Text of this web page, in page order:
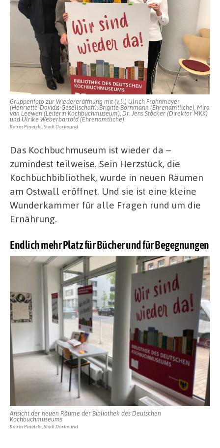
ist
wieder
da!
Gruppenfoto zur Wiedereröffnung mit (v.li.) Ulrich Frohnmeyer
(Henriette-Davidis-Gesellschaft), Brigitte Bornmann (Ehrenamtliche), Mira
van Leewen (Leiterin Kochbuchmuseum), Dr. Jens Stöcker (Direktor MKK)
und Ulrike Weberbartold (Ehrenamtliche).
Katrin Pinetzki, Stadt Dortmund
Das Kochbuchmuseum ist wieder da –
zumindest teilweise. Sein Herzstück, die
Kochbuchbibliothek, wurde in neuen Räumen
am Ostwall eröffnet. Und sie ist eine kleine
Wunderkammer für alle Fragen rund um die
Ernährung.
Endlich mehr Platz für Bücher und für Begegnungen
Ansicht der neuen Räume der Bibliothek des Deutschen
Kochbuchmuseums
Katrin Pinetzki, Stadt Dortmund